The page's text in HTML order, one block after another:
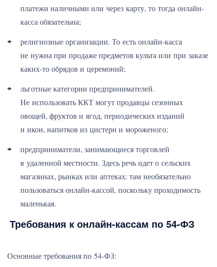
платежи наличными или через карту, то тогда онлайн-
касса обязательна;
религиозные организации. То есть онлайн-касса
не нужна при продаже предметов культа или при заказе
каких-то обрядов и церемоний;
льготные категории предпринимателей.
Не использовать ККТ могут продавцы сезонных
овощей, фруктов и ягод, периодических изданий
и икон, напитков из цистерн и мороженого;
предприниматели, занимающиеся торговлей
в удаленной местности. Здесь речь идет о сельских
магазинах, рынках или аптеках: там необязательно
пользоваться онлайн-кассой, поскольку проходимость
маленькая.
Требования к онлайн-кассам по 54-ФЗ
Основные требования по 54-ФЗ: